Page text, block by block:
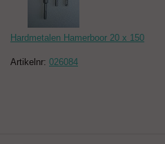
Hardmetalen Hamerboor 20 x 150
Artikelnr: 026084